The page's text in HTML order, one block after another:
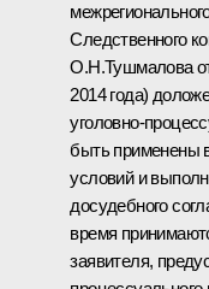
Следственного
О.Н.Тушмалова
2014 года)
уголовно-
быть применены
условий и
досудебного
время
заявителя,